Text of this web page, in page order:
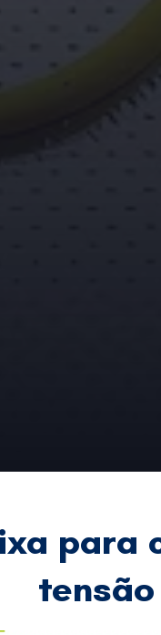
para
tensão